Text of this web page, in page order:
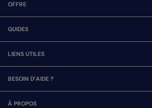
OFFRE
GUIDES
LIENS UTILES
BESOIN D’AIDE ?
À PROPOS